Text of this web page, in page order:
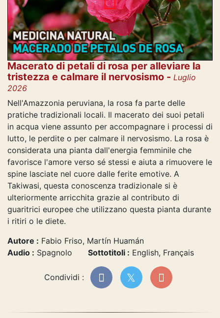
Macerato di petali di rosa per alleviare la
tristezza e calmare il nervosismo - Luglio
2026
Nell'Amazzonia peruviana, la rosa fa parte delle
pratiche tradizionali locali. Il macerato dei suoi petali
in acqua viene assunto per accompagnare i processi di
lutto, le perdite o per calmare il nervosismo. La rosa è
considerata una pianta dall'energia femminile che
favorisce l'amore verso sé stessi e aiuta a rimuovere le
spine lasciate nel cuore dalle ferite emotive. A
Takiwasi, questa conoscenza tradizionale si è
ulteriormente arricchita grazie al contributo di
guaritrici europee che utilizzano questa pianta durante
i ritiri o le diete.
Autore : Fabio Friso, Martín Huamán
Audio : Spagnolo Sottotitoli : English, Français
Condividi :